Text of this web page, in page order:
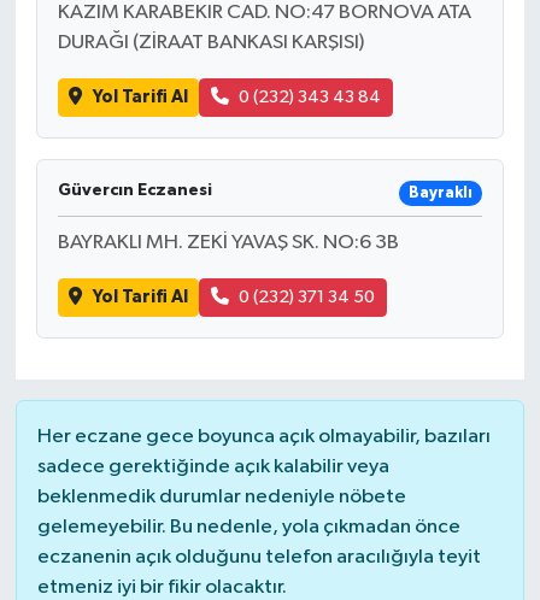
KAZIM KARABEKIR CAD. NO:47 BORNOVA ATA
DURAĞI (ZİRAAT BANKASI KARŞISI)
Yol Tarifi Al 0 (232) 343 43 84
Güvercın Eczanesi Bayraklı
BAYRAKLI MH. ZEKİ YAVAŞ SK. NO:6 3B
Yol Tarifi Al 0 (232) 371 34 50
Her eczane gece boyunca açık olmayabilir, bazıları
sadece gerektiğinde açık kalabilir veya
beklenmedik durumlar nedeniyle nöbete
gelemeyebilir. Bu nedenle, yola çıkmadan önce
eczanenin açık olduğunu telefon aracılığıyla teyit
etmeniz iyi bir fikir olacaktır.